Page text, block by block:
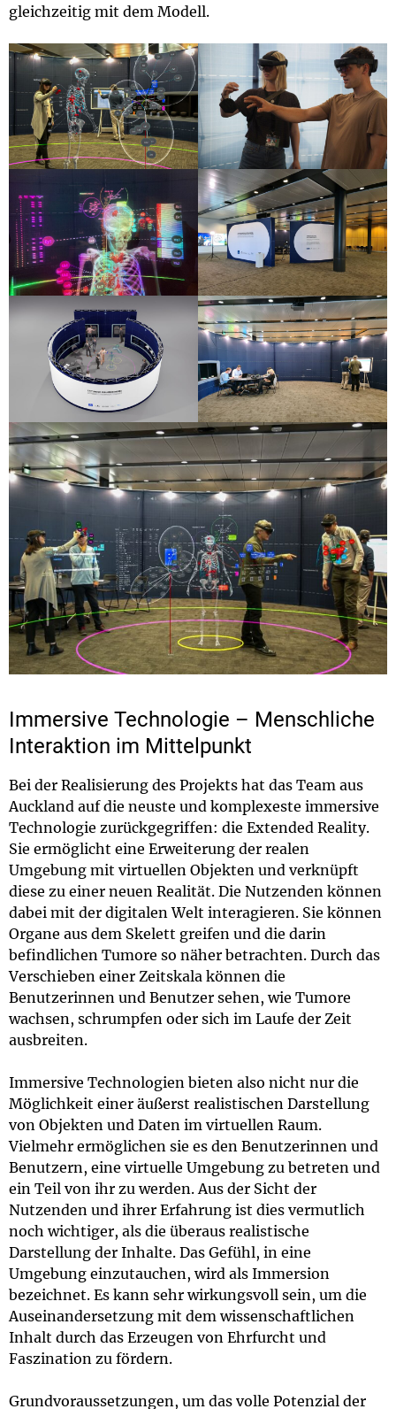
gleichzeitig mit dem Modell.
Immersive Technologie – Menschliche
Interaktion im Mittelpunkt
Bei der Realisierung des Projekts hat das Team aus
Auckland auf die neuste und komplexeste immersive
Technologie zurückgegriffen: die Extended Reality.
Sie ermöglicht eine Erweiterung der realen
Umgebung mit virtuellen Objekten und verknüpft
diese zu einer neuen Realität. Die Nutzenden können
dabei mit der digitalen Welt interagieren. Sie können
Organe aus dem Skelett greifen und die darin
befindlichen Tumore so näher betrachten. Durch das
Verschieben einer Zeitskala können die
Benutzerinnen und Benutzer sehen, wie Tumore
wachsen, schrumpfen oder sich im Laufe der Zeit
ausbreiten.
Immersive Technologien bieten also nicht nur die
Möglichkeit einer äußerst realistischen Darstellung
von Objekten und Daten im virtuellen Raum.
Vielmehr ermöglichen sie es den Benutzerinnen und
Benutzern, eine virtuelle Umgebung zu betreten und
ein Teil von ihr zu werden. Aus der Sicht der
Nutzenden und ihrer Erfahrung ist dies vermutlich
noch wichtiger, als die überaus realistische
Darstellung der Inhalte. Das Gefühl, in eine
Umgebung einzutauchen, wird als Immersion
bezeichnet. Es kann sehr wirkungsvoll sein, um die
Auseinandersetzung mit dem wissenschaftlichen
Inhalt durch das Erzeugen von Ehrfurcht und
Faszination zu fördern.
Grundvoraussetzungen, um das volle Potenzial der